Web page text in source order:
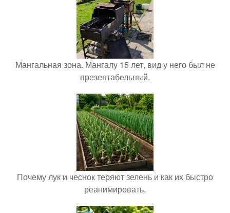
Мангальная зона. Мангалу 15 лет, вид у него был не
презентабельный.
Почему лук и чеснок теряют зелень и как их быстро
реанимировать.